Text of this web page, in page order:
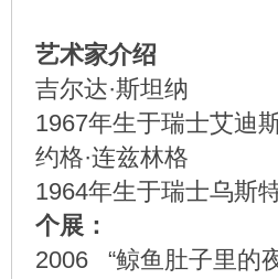
艺术家介绍
吉尔达·斯坦纳
1967年生于瑞士艾迪
约格·连兹林格
1964年生于瑞士乌斯
个展：
2006 “鲸鱼肚子里的